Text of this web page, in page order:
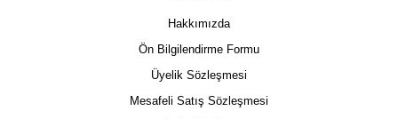
Hakkımızda
Ön Bilgilendirme Formu
Üyelik Sözleşmesi
Mesafeli Satış Sözleşmesi